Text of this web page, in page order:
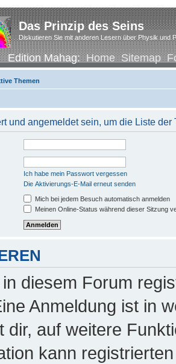
Das Prinzip des Seins
Diskutieren Sie mit anderen Lesern über Physik und
Edition Mahag:Home Sitemap
Themen
und angemeldet sein, um die Liste
Ich habe mein Passwort vergessen
Die Aktivierungs-E-Mail erneut senden
Mich bei jedem Besuch automatisch anmelden
Meinen Online-Status während dieser Sitzung
diesem Forum
Anmeldung ist in
dir, auf weitere
kann